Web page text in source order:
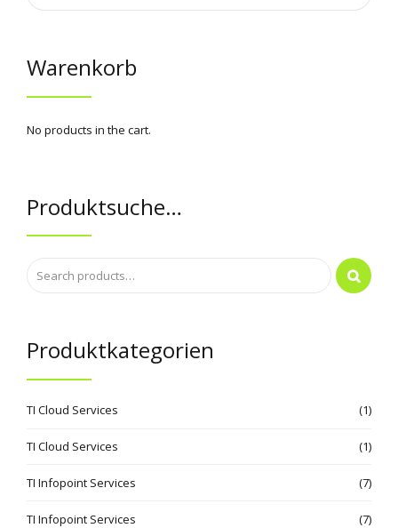
Warenkorb
No products in the cart.
Produktsuche…
Produktkategorien
TI Cloud Services (1)
TI Cloud Services (1)
TI Infopoint Services (7)
TI Infopoint Services (7)